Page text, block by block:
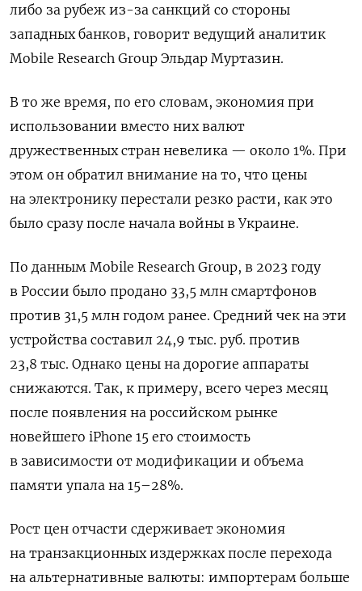
либо за рубеж из-за санкций со стороны
западных банков, говорит ведущий аналитик
Mobile Research Group Эльдар Муртазин.
В то же время, по его словам, экономия при
использовании вместо них валют
дружественных стран невелика — около 1%. При
этом он обратил внимание на то, что цены
на электронику перестали резко расти, как это
было сразу после начала войны в Украине.
По данным Mobile Research Group, в 2023 году
в России было продано 33,5 млн смартфонов
против 31,5 млн годом ранее. Средний чек на эти
устройства составил 24,9 тыс. руб. против
23,8 тыс. Однако цены на дорогие аппараты
снижаются. Так, к примеру, всего через месяц
после появления на российском рынке
новейшего iPhone 15 его стоимость
в зависимости от модификации и объема
памяти упала на 15–28%.
Рост цен отчасти сдерживает экономия
на транзакционных издержках после перехода
на альтернативные валюты: импортерам больше